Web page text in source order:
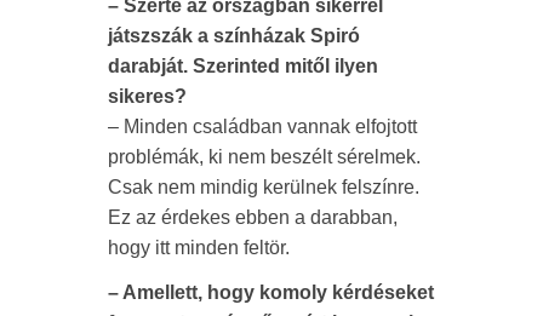
– Szerte az országban sikerrel
játszszák a színházak Spiró
darabját. Szerinted mitől ilyen
sikeres?
– Minden családban vannak elfojtott
problémák, ki nem beszélt sérelmek.
Csak nem mindig kerülnek felszínre.
Ez az érdekes ebben a darabban,
hogy itt minden feltör.
– Amellett, hogy komoly kérdéseket